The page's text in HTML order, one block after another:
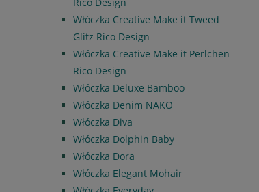
Włóczka Creative Make it Tweed
Glitz Rico Design
Włóczka Creative Make it Perlchen
Rico Design
Włóczka Deluxe Bamboo
Włóczka Denim NAKO
Włóczka Diva
Włóczka Dolphin Baby
Włóczka Dora
Włóczka Elegant Mohair